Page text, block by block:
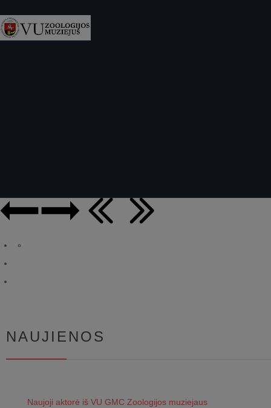
NAUJIENOS
Naujoji aktorė iš VU GMC Zoologijos muziejaus